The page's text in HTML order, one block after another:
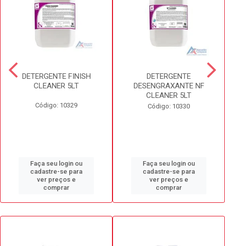
DETERGENTE FINISH
CLEANER 5LT
Código: 10329
Faça seu login ou
cadastre-se para
ver preços e
comprar
DETERGENTE
DESENGRAXANTE NF
CLEANER 5LT
Código: 10330
Faça seu login ou
cadastre-se para
ver preços e
comprar